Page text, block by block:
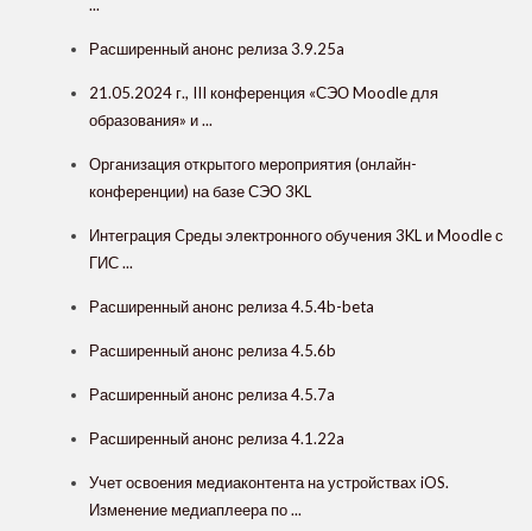
...
Расширенный анонс релиза 3.9.25a
21.05.2024 г., III конференция «СЭО Moodle для
образования» и ...
Организация открытого мероприятия (онлайн-
конференции) на базе СЭО 3KL
Интеграция Cреды электронного обучения 3KL и Moodle с
ГИС ...
Расширенный анонс релиза 4.5.4b-beta
Расширенный анонс релиза 4.5.6b
Расширенный анонс релиза 4.5.7a
Расширенный анонс релиза 4.1.22a
Учет освоения медиаконтента на устройствах iOS.
Изменение медиаплеера по ...